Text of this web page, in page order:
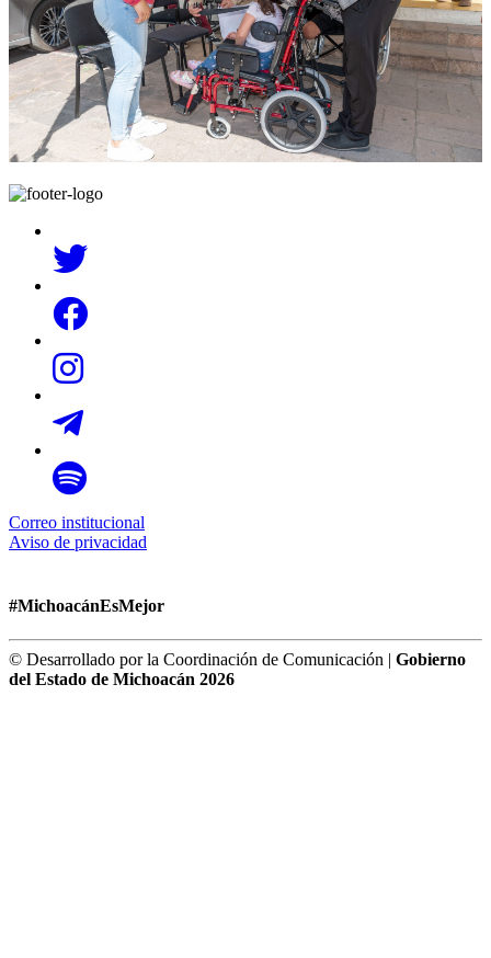
Correo institucional
Aviso de privacidad
#MichoacánEsMejor
© Desarrollado por la Coordinación de Comunicación | Gobierno
del Estado de Michoacán 2026